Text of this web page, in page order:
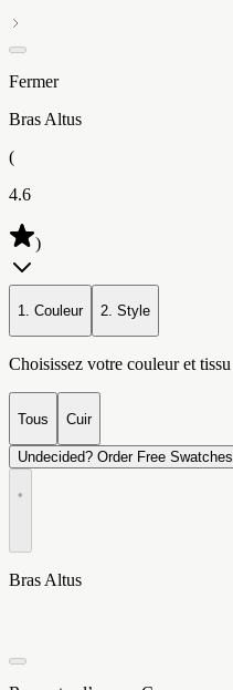
Fermer
Bras Altus
(
4.6
)
1. Couleur 2. Style
Choisissez votre couleur et tissu
Tous Cuir
Undecided? Order Free Swatches
•
Bras Altus